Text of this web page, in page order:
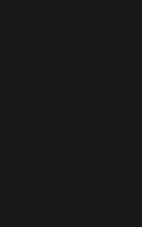
link) link)
(external